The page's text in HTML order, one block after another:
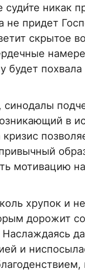
суди́те никак
не придет
скрытое
будет похвала
в
мотивацию
хрупок и
дорожит
Наслаждаясь
и